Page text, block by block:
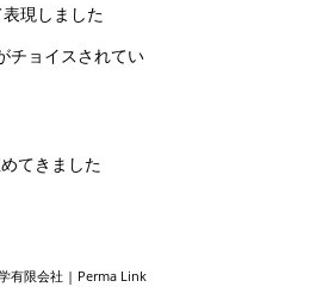
現しました
チョイスされてい
てきました
有限会社 | Perma Link